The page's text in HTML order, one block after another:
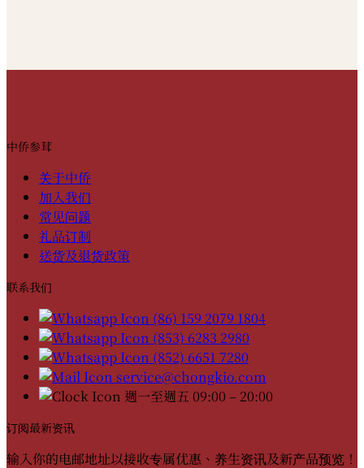
中侨参茸
关于中侨
加入我们
常见问题
礼品订制
送货及退货政策
联系我们
(86) 159 2079 1804
(853) 6283 2980
(852) 6651 7280
service@chongkio.com
週一至週五 09:00 – 20:00
订阅最新资讯
输入你的电邮地址以接收专属优惠、养生资讯及新产品预览！